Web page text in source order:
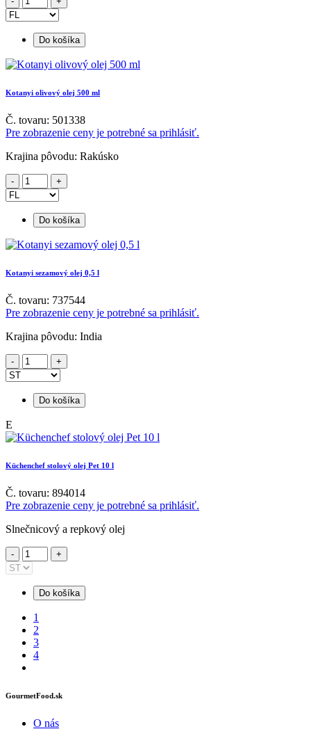
Do košíka
Kotanyi olivový olej 500 ml
Č. tovaru: 501338
Pre zobrazenie ceny je potrebné sa prihlásiť.
Krajina pôvodu: Rakúsko
Do košíka
Kotanyi sezamový olej 0,5 l
Č. tovaru: 737544
Pre zobrazenie ceny je potrebné sa prihlásiť.
Krajina pôvodu: India
Do košíka
E
Küchenchef stolový olej Pet 10 l
Č. tovaru: 894014
Pre zobrazenie ceny je potrebné sa prihlásiť.
Slnečnicový a repkový olej
Do košíka
1
2
3
4
GourmetFood.sk
O nás